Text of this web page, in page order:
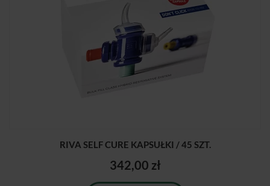
RIVA SELF CURE KAPSUŁKI / 45 SZT.
342,00 zł